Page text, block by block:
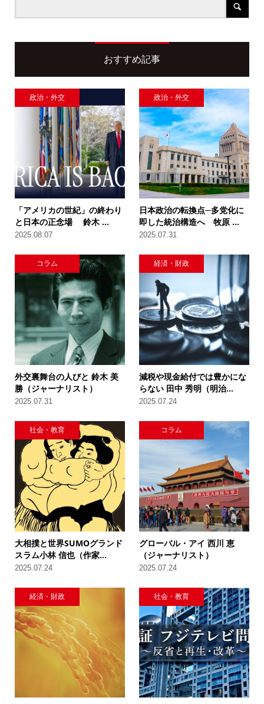
おすすめ記事
政治・外交
「アメリカの世紀」の終わり
と日本の正念場 鈴木 ...
2025.08.07
政治・外交
日本政治の転換点─多党化に
即した統治構造へ 牧原 ...
2025.07.31
コラム
外交裏舞台の人びと 鈴木 美
勝（ジャーナリスト）
2025.07.31
経済・財政
減税や現金給付では豊かにな
らない 田中 秀明（明治...
2025.07.24
社会・教育
大相撲と世界SUMOグランド
スラム小林 信也（作家...
2025.07.24
コラム
グローバル・アイ 西川 恵
（ジャーナリスト）
2025.07.24
経済・財政 社会・教育